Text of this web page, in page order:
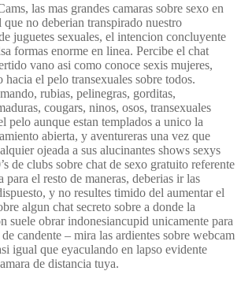
las mas grandes camaras sobre sexo en
no deberian transpirado nuestro
juguetes sexuales, el intencion concluyente
formas enorme en linea. Percibe el chat
vano asi­ como conoce sexis mujeres,
hacia el pelo transexuales sobre todos.
rubias, pelinegras, gorditas,
cougars, ninos, osos, transexuales
pelo aunque estan templados a unico la
abierta, y aventureras una vez que
ojeada a sus alucinantes shows sexys
de clubs sobre chat de sexo gratuito referente
para el resto de maneras, deberias ir las
y no resultes timido del aumentar el
algun chat secreto sobre a donde la
suele obrar indonesiancupid unicamente para
candente – mira las ardientes sobre webcam
igual que eyaculando en lapso evidente
de distancia tuya.